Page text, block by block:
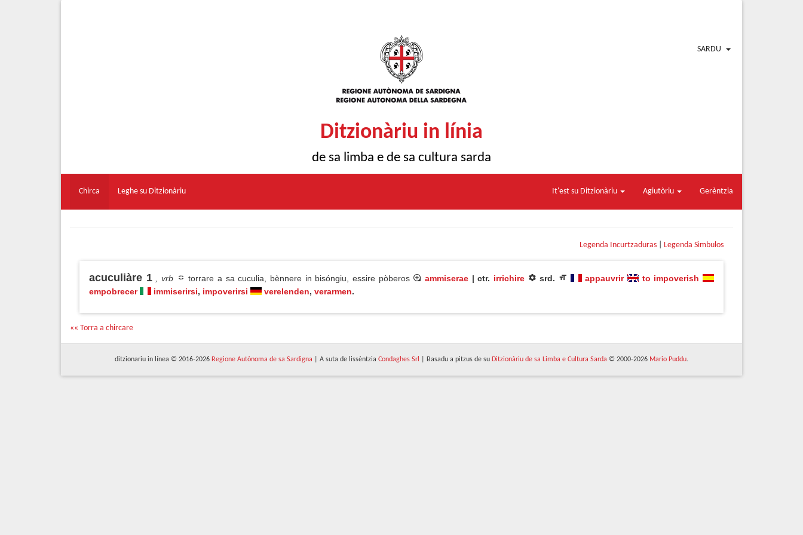
SARDU
Ditzionàriu in línia
de sa limba e de sa cultura sarda
Chirca Leghe su Ditzionàriu It'est su Ditzionàriu Agiutòriu Gerèntzia
Legenda Incurtzaduras Legenda Sìmbulos
acuculiàre 1 , vrb torrare a sa cuculia, bènnere in bisóngiu, essire pòberos ammiserae | ctr. irrichire srd. appauvrir
to impoverish
empobrecer
immiserirsi, impoverirsi verelenden, verarmen.
«« Torra a chircare
ditzionariu in línea © 2016-2026 Regione Autònoma de sa Sardigna | A suta de lissèntzia Condaghes Srl | Basadu a pitzus de su Ditzionàriu de sa Limba e Cultura Sarda © 2000-2026 Mario Puddu.